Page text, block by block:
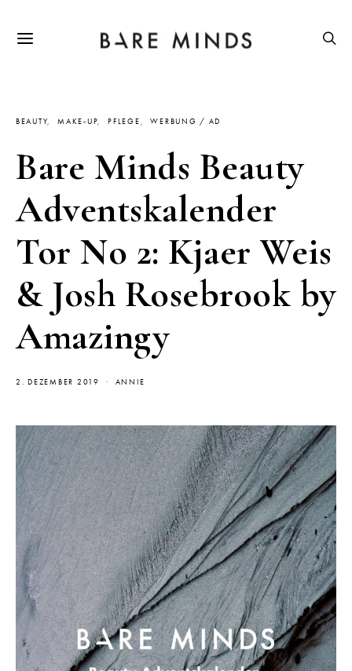
BEAUTY MAKE-UP PFLEGE WERBUNG / AD
Bare Minds Beauty
Adventskalender
Tor No 2: Kjaer Weis
& Josh Rosebrook by
Amazingy
2. DEZEMBER 2019 ANNIE